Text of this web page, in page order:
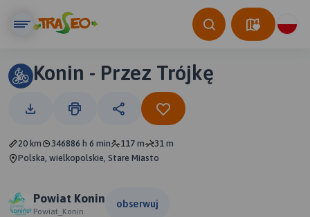
Konin - Przez Trójkę
20 km 346886 h 6 min 117 m
31 m
Polska, wielkopolskie, Stare Miasto
Powiat Konin
Powiat_Konin
obserwuj